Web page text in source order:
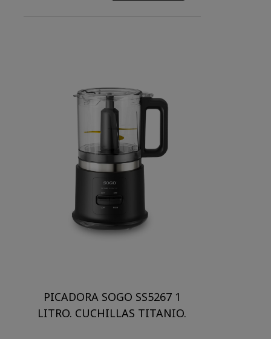
PICADORA SOGO SS5267 1
LITRO. CUCHILLAS TITANIO.